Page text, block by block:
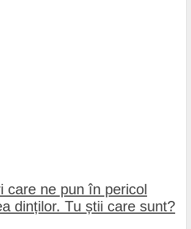
care ne pun în pericol
dinților. Tu știi care sunt?